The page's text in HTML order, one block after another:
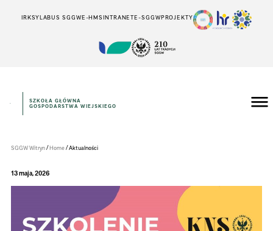
IRKSYLABUS SGGWE-HMSINTRANETE-SGGWPROJEKTY
SZKOŁA GŁÓWNA
GOSPODARSTWA WIEJSKIEGO
SGGW Witryn/Home/Aktualności
13 maja, 2026